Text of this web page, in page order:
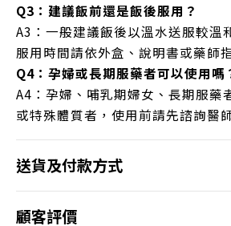
Q3：建議飯前還是飯後服用？
A3：一般建議飯後以溫水送服較溫
服用時間請依外盒、說明書或藥師
Q4：孕婦或長期服藥者可以使用嗎
A4：孕婦、哺乳期婦女、長期服藥
或特殊體質者，使用前請先諮詢醫
送貨及付款方式
顧客評價